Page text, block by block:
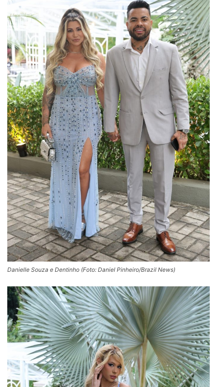
Danielle Souza e Dentinho (Foto: Daniel Pinheiro/Brazil News)